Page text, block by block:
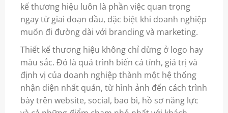
kế thương hiệu luôn là phần việc quan trọng
ngay từ giai đoạn đầu, đặc biệt khi doanh nghiệp
muốn đi đường dài với branding và marketing.
Thiết kế thương hiệu không chỉ dừng ở logo hay
màu sắc. Đó là quá trình biến cá tính, giá trị và
định vị của doanh nghiệp thành một hệ thống
nhận diện nhất quán, từ hình ảnh đến cách trình
bày trên website, social, bao bì, hồ sơ năng lực